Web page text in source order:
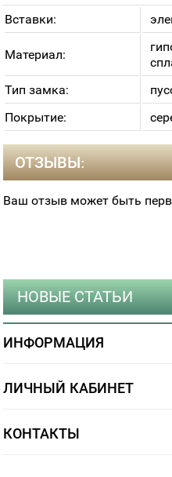
Вставки:
Материал:
Тип замка:
Покрытие:
ОТЗЫВЫ:
Ваш отзыв может быть
НОВЫЕ СТАТЬИ
ИНФОРМАЦИЯ
ЛИЧНЫЙ КАБИНЕТ
КОНТАКТЫ